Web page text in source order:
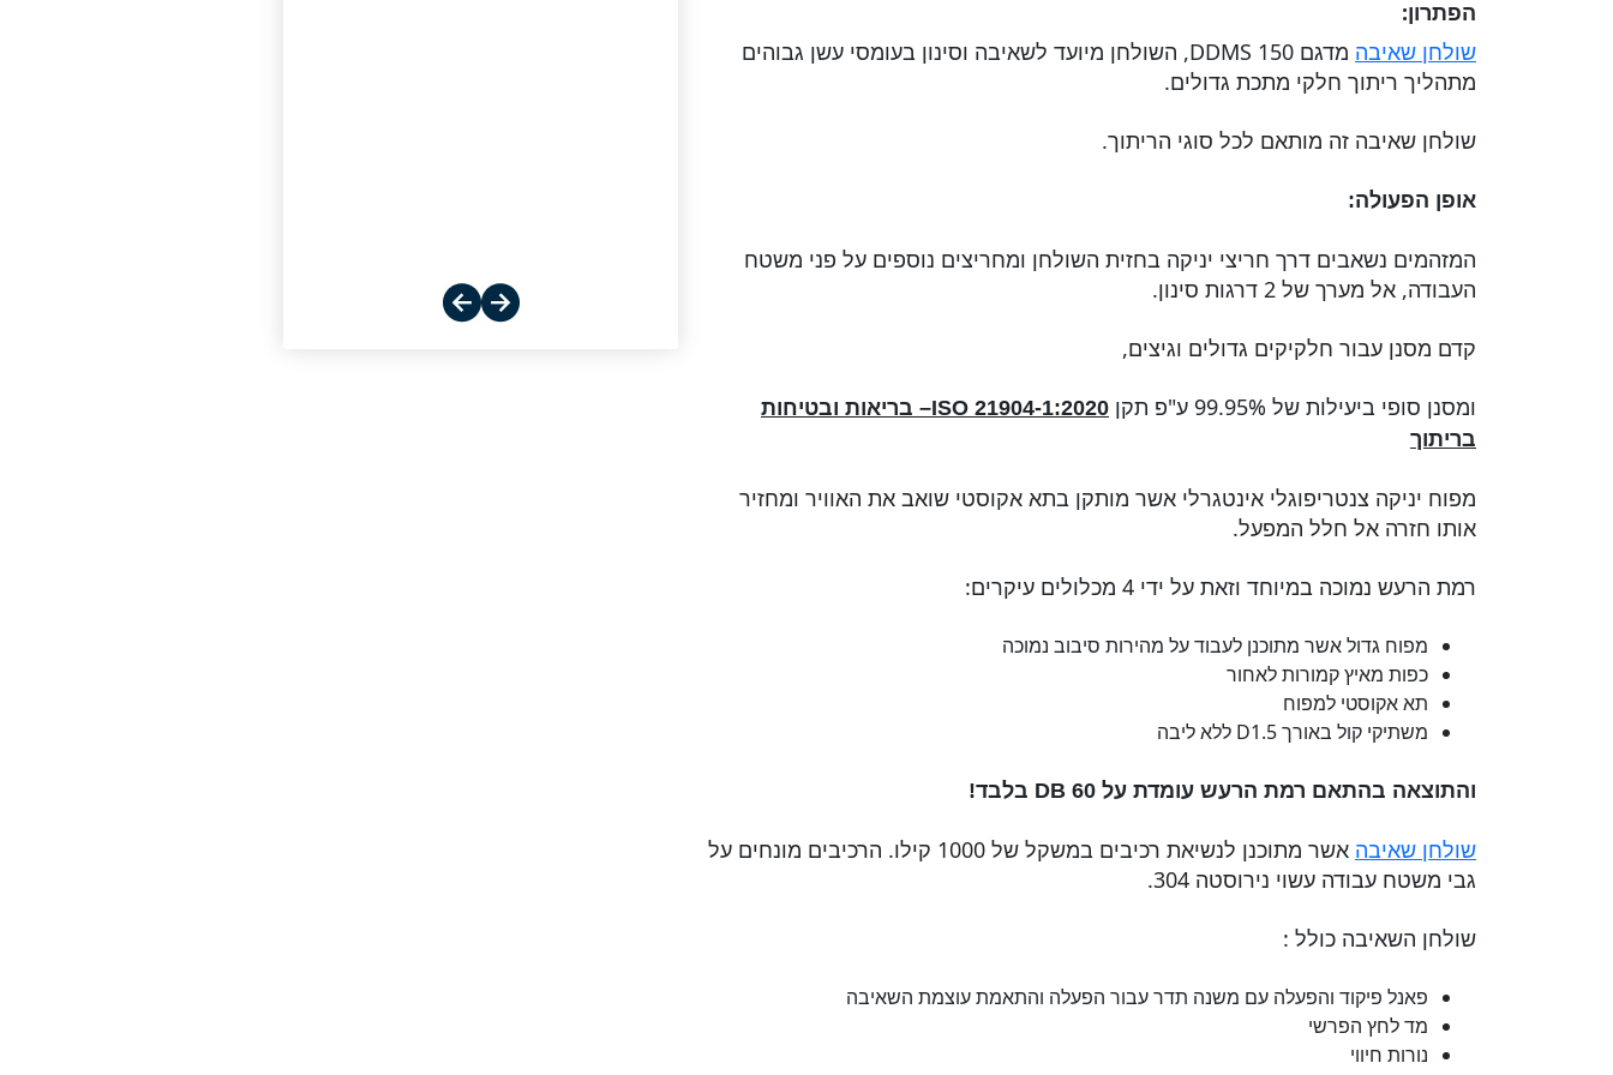
הפתרון:
שולחן שאיבה
מדגם 150 DDMS, השולחן מיועד לשאיבה וסינון בעומסי עשן גבוהים
מתהליך ריתוך חלקי מתכת גדולים.
שולחן שאיבה זה מותאם לכל סוגי הריתוך.
אופן הפעולה:
המזהמים נשאבים דרך חריצי יניקה בחזית השולחן ומחריצים נוספים על פני משטח
העבודה, אל מערך של 2 דרגות סינון.
קדם מסנן עבור חלקיקים גדולים וגיצים,
ומסנן סופי ביעילות של 99.95% ע"פ תקן ISO 21904-1:2020– בריאות ובטיחות
בריתוך
מפוח יניקה צנטריפוגלי אינטגרלי אשר מותקן בתא אקוסטי שואב את האוויר ומחזיר
אותו חזרה אל חלל המפעל.
רמת הרעש נמוכה במיוחד וזאת על ידי 4 מכלולים עיקרים:
מפוח גדול אשר מתוכנן לעבוד על מהירות סיבוב נמוכה
כפות מאיץ קמורות לאחור
תא אקוסטי למפוח
משתיקי קול באורך D1.5 ללא ליבה
והתוצאה בהתאם רמת הרעש עומדת על 60 DB בלבד!
שולחן שאיבה
אשר מתוכנן לנשיאת רכיבים במשקל של 1000 קילו. הרכיבים מונחים על
גבי משטח עבודה עשוי נירוסטה 304.
שולחן השאיבה כולל :
פאנל פיקוד והפעלה עם משנה תדר עבור הפעלה והתאמת עוצמת השאיבה
מד לחץ הפרשי
נורות חיווי